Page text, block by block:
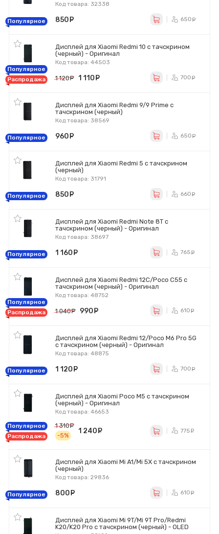
Код товара: 32338
Популярное 850 650
Дисплей для Xiaomi Redmi 10 с тачскрином
(черный) - Оригинал
Код товара: 44503
Популярное
Распродажа
1 120 руб.
1 110 700
Дисплей для Xiaomi Redmi 9/9 Prime с
тачскрином (черный)
Код товара: 38569
Популярное 960 650
Дисплей для Xiaomi Redmi 5 с тачскрином
(черный)
Код товара: 31791
Популярное 850 660
Дисплей для Xiaomi Redmi Note 8T с
тачскрином (черный) - Оригинал
Код товара: 38697
Популярное 1 160 765
Дисплей для Xiaomi Redmi 12C/Poco C55 с
тачскрином (черный) - Оригинал
Код товара: 48752
Популярное
Распродажа
1 040 руб.
990 610
Дисплей для Xiaomi Redmi 12/Poco M6 Pro 5G
с тачскрином (черный) - Оригинал
Код товара: 48875
Популярное 1 120 700
Дисплей для Xiaomi Poco M5 с тачскрином
(черный) - Оригинал
Код товара: 46653
Популярное
Распродажа
1 310
-5%
1 240 775
Дисплей для Xiaomi Mi A1/Mi 5X с тачскрином
(черный)
Код товара: 29836
Популярное 800 610
Дисплей для Xiaomi Mi 9T/Mi 9T Pro/Redmi
K20/K20 Pro с тачскрином (черный) - OLED